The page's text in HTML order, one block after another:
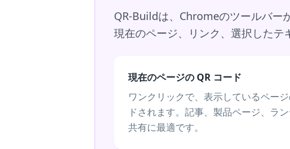
QR-Buildは、Chromeのツールバー
現在のページ、リンク、選択したテ
現在のページの QR コード
ワンクリックで、表示しているペー
ドされます。記事、製品ページ、ラ
共有に最適です。